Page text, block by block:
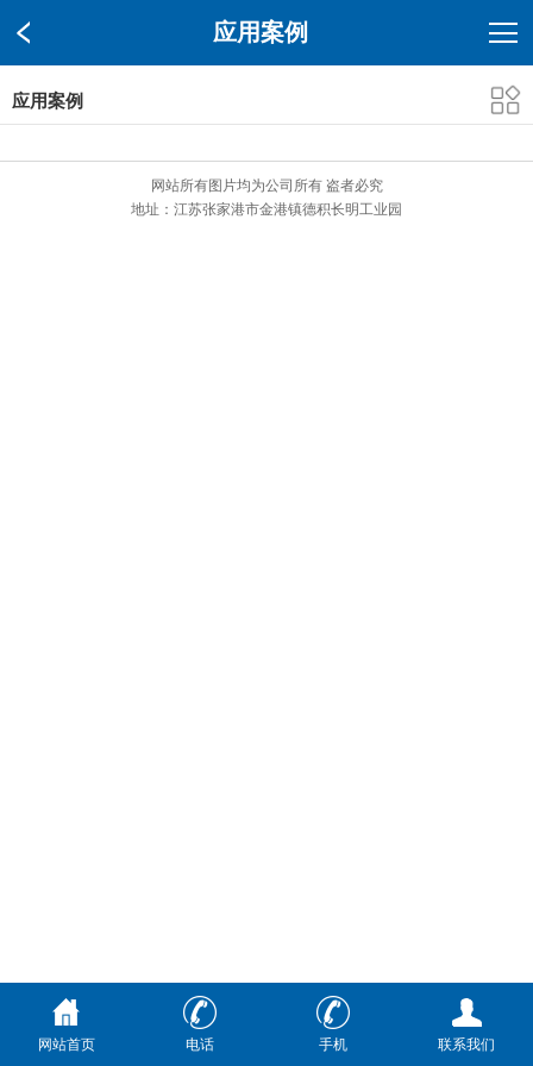
应用案例
应用案例
网站所有图片均为公司所有 盗者必究
地址：江苏张家港市金港镇德积长明工业园
网站首页 电话 手机 联系我们